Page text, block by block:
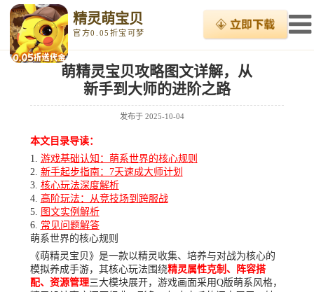
精灵萌宝贝
官方0.05折宝可梦
萌精灵宝贝攻略图文详解，从
新手到大师的进阶之路
发布于2025-10-04
本文目录导读：
游戏基础认知：萌系世界的核心规则
新手起步指南：7天速成大师计划
核心玩法深度解析
高阶玩法：从竞技场到跨服战
图文实例解析
常见问题解答
萌系世界的核心规则
《萌精灵宝贝》是一款以精灵收集、培养与对战为核心的
模拟养成手游，其核心玩法围绕精灵属性克制、阵容搭
配、资源管理三大模块展开，游戏画面采用Q版萌系风格，